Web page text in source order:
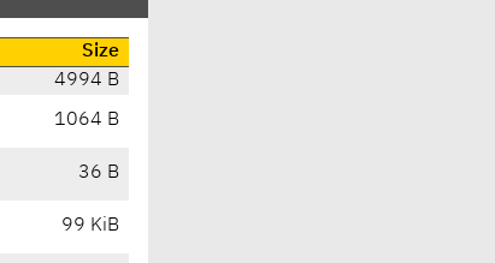
Size
4994 B
1064 B
36 B
99 KiB